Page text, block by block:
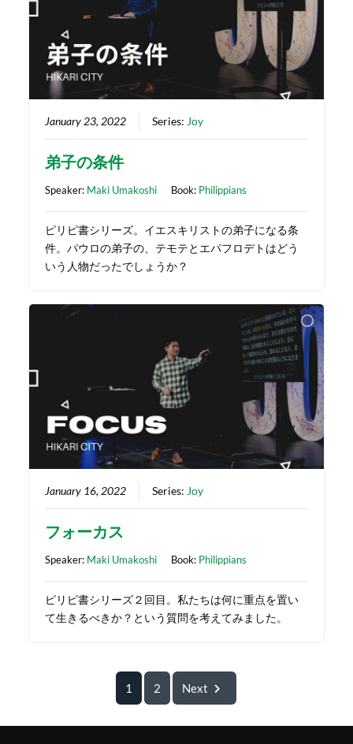
January 23, 2022 Series: Joy
弟子の条件
Speaker: Maki Umakoshi Book: Philippians
ピリピ書シリーズ。イエスキリストの弟子になる条
件。パウロの弟子の、テモテとエパフロデトはどう
いう人物だったでしょうか？
January 16, 2022 Series:Joy
フォーカス
Speaker: Maki Umakoshi Book: Philippians
ピリピ書シリーズ２回目。私たちは何に重点を置い
て生きるべきか？という質問を考えてみました。
1 2 Next